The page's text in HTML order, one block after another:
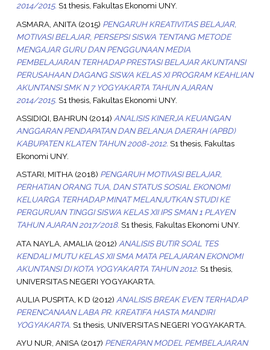
2014/2015. S1 thesis, Fakultas Ekonomi UNY.
ASMARA, ANITA(2015) PENGARUH KREATIVITAS BELAJAR,
MOTIVASI BELAJAR, PERSEPSI SISWA TENTANG METODE
MENGAJAR GURU DAN PENGGUNAAN MEDIA
PEMBELAJARAN TERHADAP PRESTASI BELAJAR AKUNTANSI
PERUSAHAAN DAGANG SISWA KELAS XI PROGRAM KEAHLIAN
AKUNTANSI SMK N 7 YOGYAKARTA TAHUN AJARAN
2014/2015. S1 thesis, Fakultas Ekonomi UNY.
ASSIDIQI, BAHRUN (2014) ANALISIS KINERJA KEUANGAN
ANGGARAN PENDAPATAN DAN BELANJA DAERAH (APBD)
KABUPATEN KLATEN TAHUN 2008-2012. S1 thesis, Fakultas
Ekonomi UNY.
ASTARI, MITHA(2018) PENGARUH MOTIVASI BELAJAR,
PERHATIAN ORANG TUA, DAN STATUS SOSIAL EKONOMI
KELUARGA TERHADAP MINAT MELANJUTKAN STUDI KE
PERGURUAN TINGGI SISWA KELAS XII IPS SMAN 1 PLAYEN
TAHUN AJARAN 2017/2018. S1 thesis, Fakultas Ekonomi UNY.
ATA NAYLA, AMALIA(2012) ANALISIS BUTIR SOAL TES
KENDALI MUTU KELAS XII SMA MATA PELAJARAN EKONOMI
AKUNTANSI DI KOTA YOGYAKARTA TAHUN 2012. S1 thesis,
UNIVERSITAS NEGERI YOGYAKARTA.
AULIA PUSPITA, K D (2012) ANALISIS BREAK EVEN TERHADAP
PERENCANAAN LABA PR. KREATIFA HASTA MANDIRI
YOGYAKARTA. S1 thesis, UNIVERSITAS NEGERI YOGYAKARTA.
AYU NUR, ANISA(2017) PENERAPAN MODEL PEMBELAJARAN